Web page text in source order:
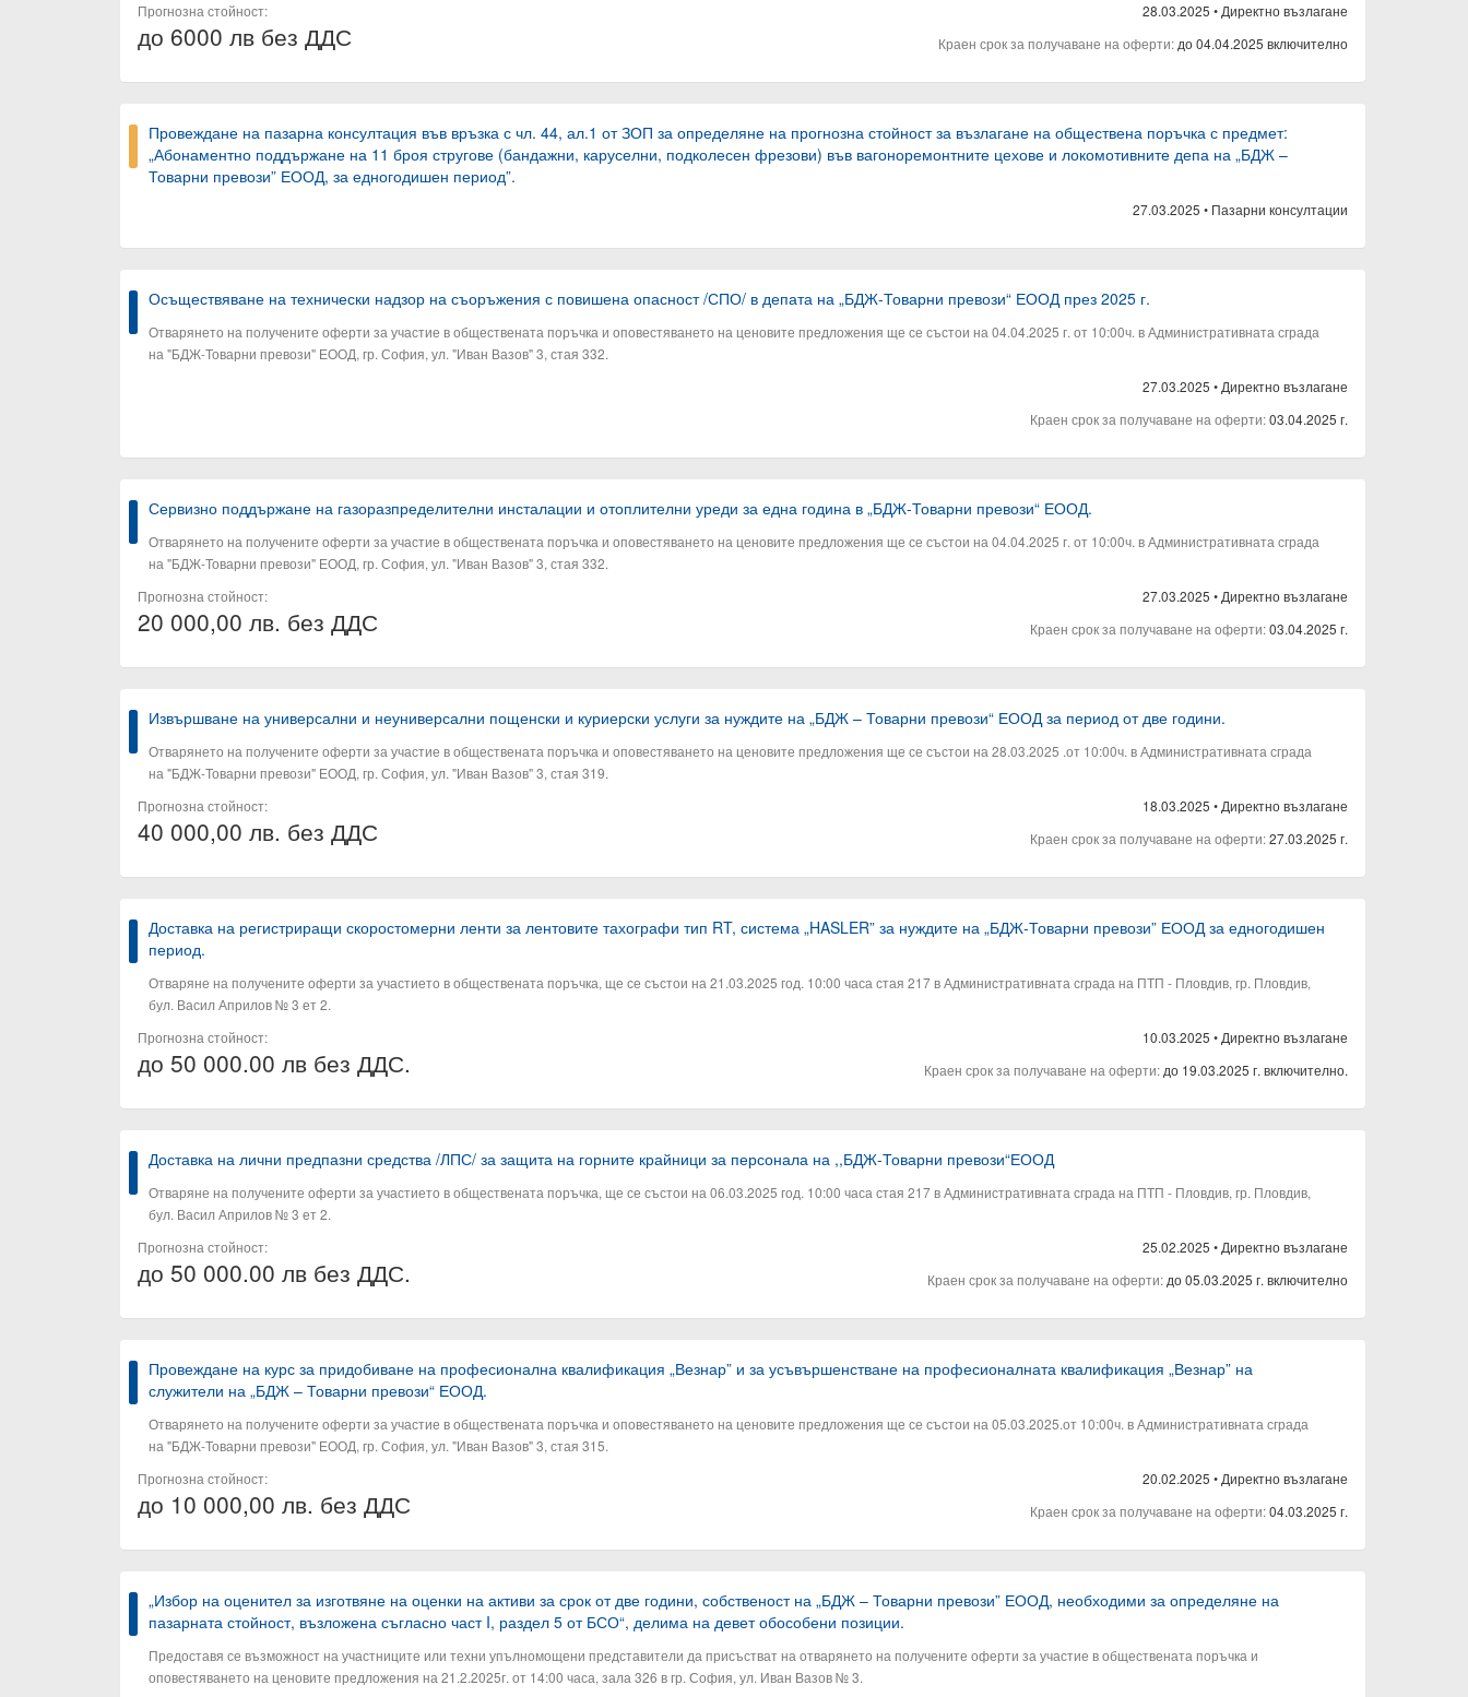
Прогнозна стойност:
до 6000 лв без ДДС
28.03.2025 • Директно възлагане
Краен срок за получаване на оферти: до 04.04.2025 включително
Провеждане на пазарна консултация във връзка с чл. 44, ал.1 от ЗОП за определяне на прогнозна стойност за възлагане на обществена поръчка с предмет:
„Абонаментно поддържане на 11 броя стругове (бандажни, каруселни, подколесен фрезови) във вагоноремонтните цехове и локомотивните депа на „БДЖ –
Товарни превози” ЕООД, за едногодишен период”.
27.03.2025 • Пазарни консултации
Осъществяване на технически надзор на съоръжения с повишена опасност /СПО/ в депата на „БДЖ-Товарни превози“ ЕООД през 2025 г.
Отварянето на получените оферти за участие в обществената поръчка и оповестяването на ценовите предложения ще се състои на 04.04.2025 г. от 10:00ч. в Административната сграда
на "БДЖ-Товарни превози" ЕООД, гр. София, ул. "Иван Вазов" 3, стая 332.
27.03.2025 • Директно възлагане
Краен срок за получаване на оферти:03.04.2025 г.
Сервизно поддържане на газоразпределителни инсталации и отоплителни уреди за една година в „БДЖ-Товарни превози“ ЕООД.
Отварянето на получените оферти за участие в обществената поръчка и оповестяването на ценовите предложения ще се състои на 04.04.2025 г. от 10:00ч. в Административната сграда
на "БДЖ-Товарни превози" ЕООД, гр. София, ул. "Иван Вазов" 3, стая 332.
Прогнозна стойност:
20 000,00 лв. без ДДС
27.03.2025 • Директно възлагане
Краен срок за получаване на оферти:03.04.2025 г.
Извършване на универсални и неуниверсални пощенски и куриерски услуги за нуждите на „БДЖ – Товарни превози“ ЕООД за период от две години.
Отварянето на получените оферти за участие в обществената поръчка и оповестяването на ценовите предложения ще се състои на 28.03.2025 .от 10:00ч. в Административната сграда
на "БДЖ-Товарни превози" ЕООД, гр. София, ул. "Иван Вазов" 3, стая 319.
Прогнозна стойност:
40 000,00 лв. без ДДС
18.03.2025 • Директно възлагане
Краен срок за получаване на оферти:27.03.2025 г.
Доставка на регистриращи скоростомерни ленти за лентовите тахографи тип RT, система „HASLER” за нуждите на „БДЖ-Товарни превози” ЕООД за едногодишен
период.
Отваряне на получените оферти за участието в обществената поръчка, ще се състои на 21.03.2025 год. 10:00 часа стая 217 в Административната сграда на ПТП - Пловдив, гр. Пловдив,
бул. Васил Априлов № 3 ет 2.
Прогнозна стойност:
до 50 000.00 лв без ДДС.
10.03.2025 • Директно възлагане
Краен срок за получаване на оферти: до 19.03.2025 г. включително.
Доставка на лични предпазни средства /ЛПС/ за защита на горните крайници за персонала на ,,БДЖ-Товарни превози“ЕООД
Отваряне на получените оферти за участието в обществената поръчка, ще се състои на 06.03.2025 год. 10:00 часа стая 217 в Административната сграда на ПТП - Пловдив, гр. Пловдив,
бул. Васил Априлов № 3 ет 2.
Прогнозна стойност:
до 50 000.00 лв без ДДС.
25.02.2025 • Директно възлагане
Краен срок за получаване на оферти: до 05.03.2025 г. включително
Провеждане на курс за придобиване на професионална квалификация „Везнар” и за усъвършенстване на професионалната квалификация „Везнар” на
служители на „БДЖ – Товарни превози“ ЕООД.
Отварянето на получените оферти за участие в обществената поръчка и оповестяването на ценовите предложения ще се състои на 05.03.2025.от 10:00ч. в Административната сграда
на "БДЖ-Товарни превози" ЕООД, гр. София, ул. "Иван Вазов" 3, стая 315.
Прогнозна стойност:
до 10 000,00 лв. без ДДС
20.02.2025 • Директно възлагане
Краен срок за получаване на оферти:04.03.2025 г.
„Избор на оценител за изготвяне на оценки на активи за срок от две години, собственост на „БДЖ – Товарни превози” ЕООД, необходими за определяне на
пазарната стойност, възложена съгласно част I, раздел 5 от БСО“, делима на девет обособени позиции.
Предоставя се възможност на участниците или техни упълномощени представители да присъстват на отварянето на получените оферти за участие в обществената поръчка и
оповестяването на ценовите предложения на 21.2.2025г. от 14:00 часа, зала 326 в гр. София, ул. Иван Вазов № 3.